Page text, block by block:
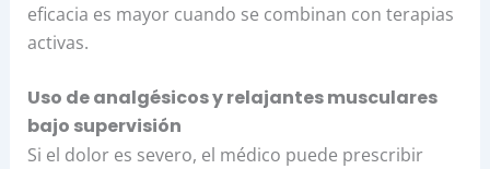
eficacia es mayor cuando se combinan con terapias
activas.
Uso de analgésicos y relajantes musculares
bajo supervisión
Si el dolor es severo, el médico puede prescribir